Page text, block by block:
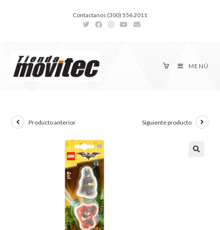
Contactanos (300) 556 2011
MENÚ
Producto anterior Siguiente producto